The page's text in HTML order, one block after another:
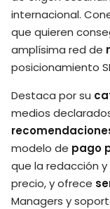
internacional.
que quieren
amplísima red de
posicionamiento
Destaca por su
medios
modelo de pago
que la redacción
precio, y ofrece
Managers y